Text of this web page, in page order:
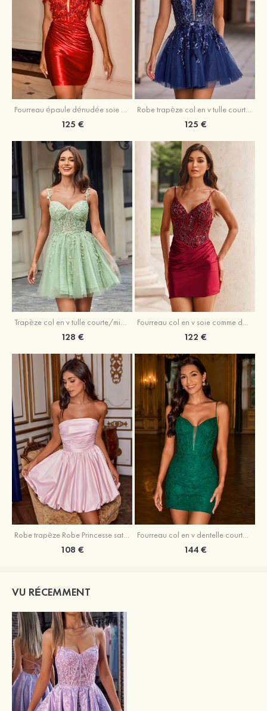
Fourreau épaule dénudée soie comme du satin courte/mini robe de fête de la rentrée
125 €
Robe trapèze col en v tulle courte/mini robe de fête de la rentrée avec poches paillettes
125 €
Trapèze col en v tulle courte/mini robe de fête de la rentrée avec perles
128 €
Fourreau col en v soie comme du satin courte/mini robe de fête de la rentrée avec paillettes
122 €
Robe trapèze Robe Princesse satin sans manches courte/mini robe de fête de la rentrée
108 €
Fourreau col en v dentelle courte/mini robe de fête de la rentré avec perles
144 €
VU RÉCEMMENT